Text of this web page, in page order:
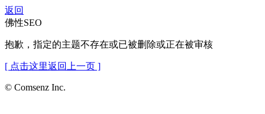
返回
佛性SEO
抱歉，指定的主题不存在或已被删除或正在被审核
[ 点击这里返回上一页 ]
© Comsenz Inc.